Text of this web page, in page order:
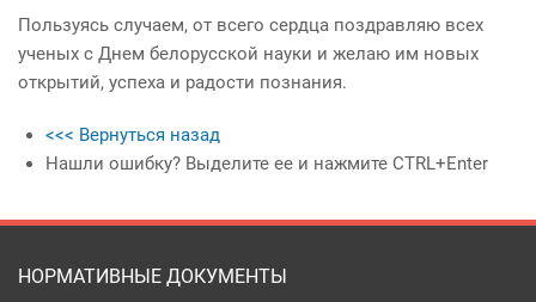
Пользуясь случаем, от всего сердца поздравляю всех
ученых с Днем белорусской науки и желаю им новых
открытий, успеха и радости познания.
<<< Вернуться назад
Нашли ошибку? Выделите ее и нажмите CTRL+Enter
НОРМАТИВНЫЕ ДОКУМЕНТЫ